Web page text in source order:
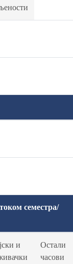
семестра/
и
Остали
часови